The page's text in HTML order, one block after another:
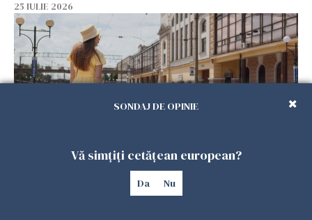
25 IULIE 2026
Haos pe calea ferată în Italia! Timp de
aproape patru zile, trenurile spre Roma și
SONDAJ DE OPINIE
Vă simțiți cetățean european?
Da Nu